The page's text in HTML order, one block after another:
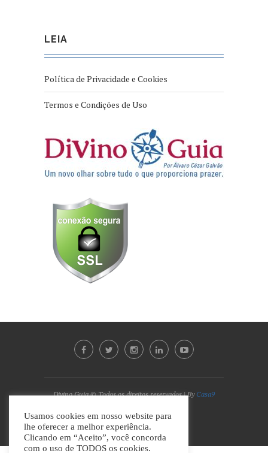
LEIA
Política de Privacidade e Cookies
Termos e Condições de Uso
Divino Guia © Todos os direitos reservados | By Casa9
VOLTAR AO TOPO
Usamos cookies em nosso website para
lhe oferecer a melhor experiência.
Clicando em “Aceito”, você concorda
com o uso de TODOS os cookies.